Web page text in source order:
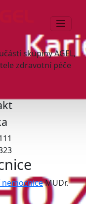
skupiny AGEL,
zdravotní péče
nemocniceMUDr.